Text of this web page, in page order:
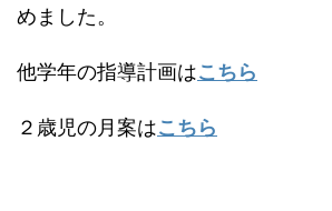
めました。
他学年の指導計画はこちら
２歳児の月案はこちら